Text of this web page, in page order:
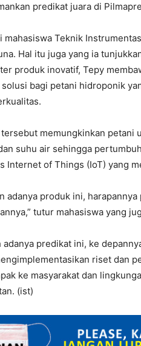
predikat juara di
mahasiswa Teknik
Hal itu juga yang ia
produk inovatif, Tepy
solusi bagi petani hidroponik
memungkinkan petani
suhu air sehingga
Internet of Things (IoT) yang
adanya produk ini,
tutur mahasiswa yang
adanya predikat ini, ke
riset dan
ke masyarakat dan
(ist)